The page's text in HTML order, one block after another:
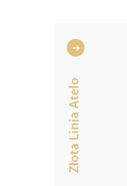
Złota Linia Atelo